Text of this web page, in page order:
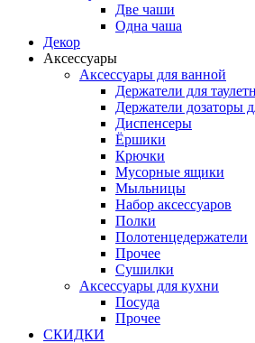
Две чаши
Одна чаша
Декор
Аксессуары
Аксессуары для ванной
Держатели для
Держатели дозаторы
Диспенсеры
Ёршики
Крючки
Мусорные ящики
Мыльницы
Набор аксессуаров
Полки
Полотенцедержатели
Прочее
Сушилки
Аксессуары для кухни
Посуда
Прочее
СКИДКИ